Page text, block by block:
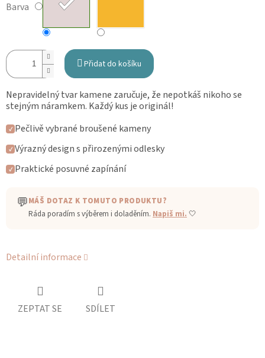
Barva
Přidat do košíku
Nepravidelný tvar kamene zaručuje, že nepotkáš nikoho se
stejným náramkem. Každý kus je originál!
✓ Pečlivě vybrané broušené kameny
✓ Výrazný design s přirozenými odlesky
✓ Praktické posuvné zapínání
💬MÁŠ DOTAZ K TOMUTO PRODUKTU?
Ráda poradím s výběrem i doladěním. Napiš mi. 🤍
Detailní informace
ZEPTAT SE SDÍLET